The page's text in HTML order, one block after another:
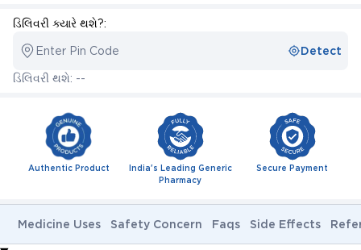
ડિલિવરી ક્યારે થશે?:
Enter Pin Code Detect
ડિલિવરી થશે: --
Authentic Product
India's Leading Generic
Pharmacy
Secure Payment
Medicine Uses Safety Concern Faqs Side Effects